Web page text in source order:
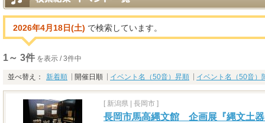
2026年4月18日(土) で検索しています。
1～ 3件 を表示 / 3件中
並べ替え： 新着順 開催日順 イベント名（50音）昇順 イベント名（50音）
[ 新潟県 長岡市 ]
長岡市馬高縄文館 企画展『縄文土